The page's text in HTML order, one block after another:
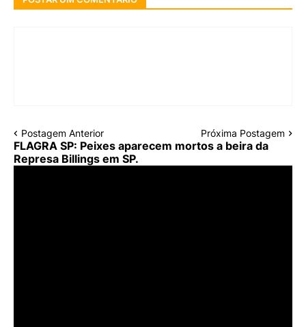
Postagem Anterior Próxima Postagem
FLAGRA SP: Peixes aparecem mortos a beira da
Represa Billings em SP.